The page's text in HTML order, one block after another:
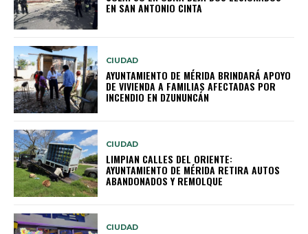
EN SAN ANTONIO CINTA
CIUDAD
AYUNTAMIENTO DE MÉRIDA BRINDARÁ APOYO
DE VIVIENDA A FAMILIAS AFECTADAS POR
INCENDIO EN DZUNUNCÁN
CIUDAD
LIMPIAN CALLES DEL ORIENTE:
AYUNTAMIENTO DE MÉRIDA RETIRA AUTOS
ABANDONADOS Y REMOLQUE
CIUDAD